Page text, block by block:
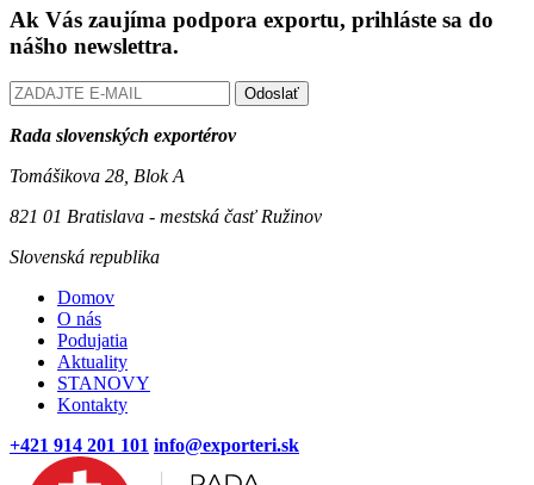
Ak Vás zaujíma podpora exportu, prihláste sa do
nášho newslettra.
Odoslať
Rada slovenských exportérov
Tomášikova 28, Blok A
821 01 Bratislava - mestská časť Ružinov
Slovenská republika
Domov
O nás
Podujatia
Aktuality
STANOVY
Kontakty
+421 914 201 101 info@exporteri.sk